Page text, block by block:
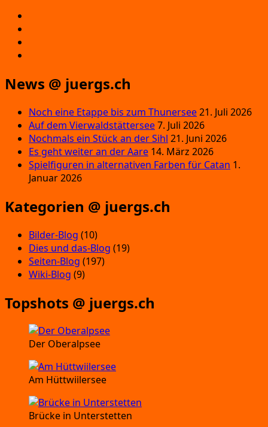
News @ juergs.ch
Noch eine Etappe bis zum Thunersee21. Juli 2026
Auf dem Vierwaldstättersee7. Juli 2026
Nochmals ein Stück an der Sihl 21. Juni 2026
Es geht weiter an der Aare 14. März 2026
Spielfiguren in alternativen Farben für Catan 1.
Januar 2026
Kategorien @ juergs.ch
Bilder-Blog (10)
Dies und das-Blog (19)
Seiten-Blog (197)
Wiki-Blog (9)
Topshots @ juergs.ch
Der Oberalpsee
Am Hüttwiilersee
Brücke in Unterstetten